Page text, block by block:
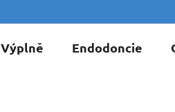
Výplně Endodoncie